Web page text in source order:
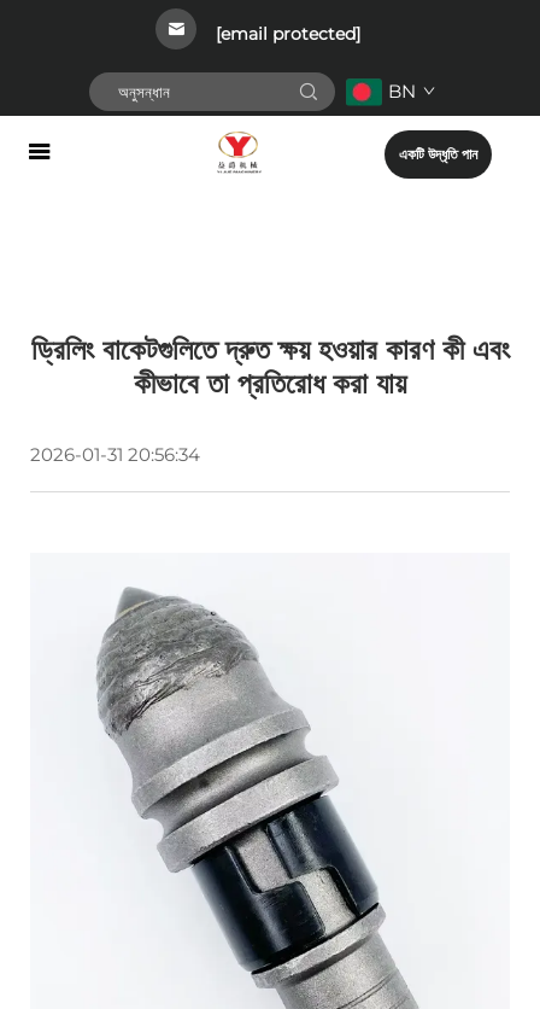
[email protected]
BN
একটি উদ্ধৃতি পান
ড্রিলিং বাকেটগুলিতে দ্রুত ক্ষয় হওয়ার কারণ কী এবং
কীভাবে তা প্রতিরোধ করা যায়
2026-01-31 20:56:34